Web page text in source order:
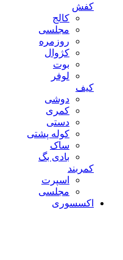
کفش
کالج
مجلسی
روزمره
کژوال
بوت
لوفر
کیف
دوشی
کمری
دستی
کوله پشتی
ساک
بادی بگ
کمربند
اسپرت
مجلسی
اکسسوری